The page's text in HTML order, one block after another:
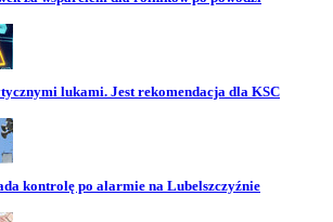
lukami. Jest rekomendacja dla KSC
kontrolę po alarmie na Lubelszczyźnie